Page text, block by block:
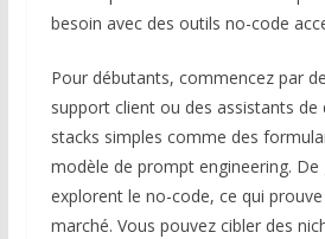
besoin avec des outils no-code
Pour débutants, commencez par
support client ou des assistants de
stacks simples comme des
modèle de prompt engineering. De
explorent le no-code, ce qui
marché. Vous pouvez cibler des